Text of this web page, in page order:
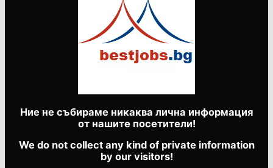
Ние не събираме никаква лична информация
от нашите посетители!
We do not collect any kind of private information
by our visitors!